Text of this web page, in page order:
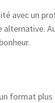
avec un
alternative.
format plus